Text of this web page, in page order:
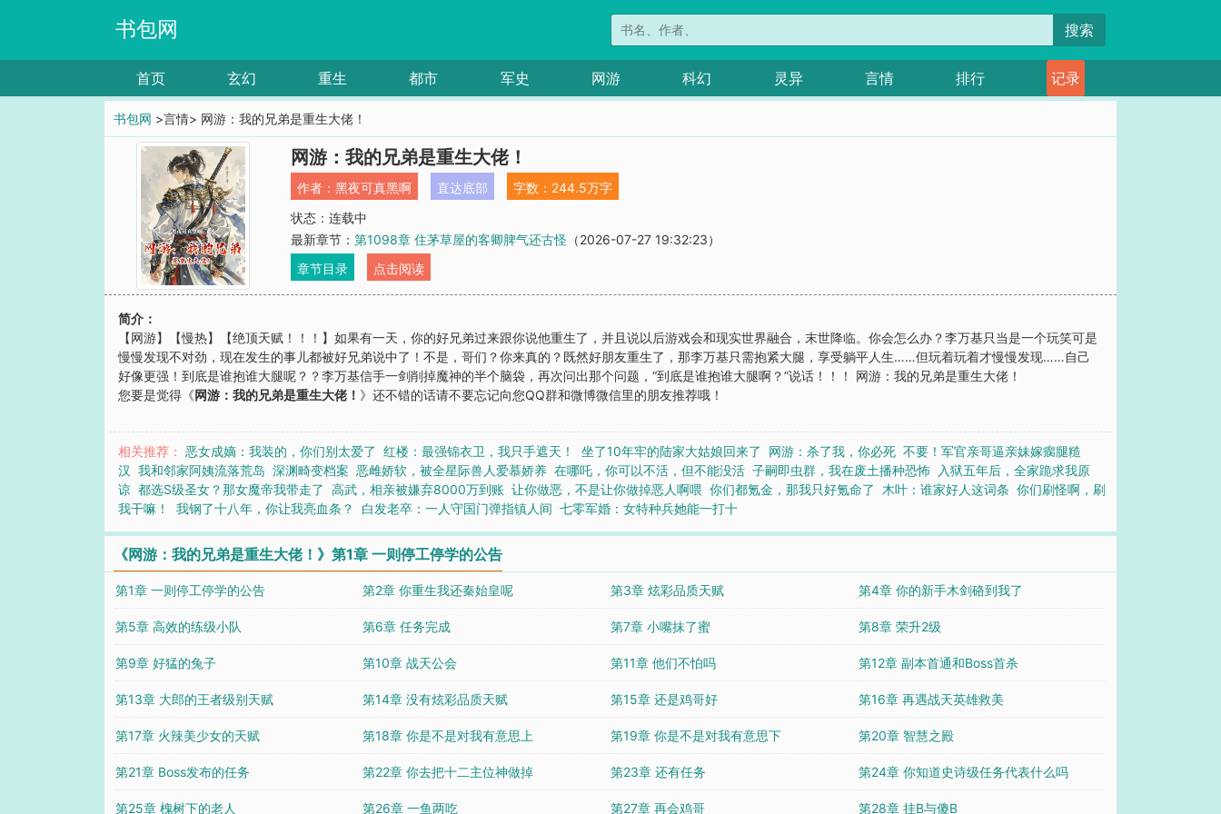
书包网 搜索
首页 玄幻 重生 都市 军史 网游 科幻 灵异 言情 排行 记录
书包网 >言情> 网游：我的兄弟是重生大佬！
网游：我的兄弟是重生大佬！
作者：黑夜可真黑啊 直达底部
字数：244.5万字
状态：连载中
最新章节：第1098章 住茅草屋的客卿脾气还古怪 （2026-07-27 19:32:23）
章节目录
点击阅读
简介：
【网游】【慢热】【绝顶天赋！！！】如果有一天，你的好兄弟过来跟你说他重生了，并且说以后游戏会和现实世界融合，末世降临。你会怎么办？李万基只当是一个玩笑可是
慢慢发现不对劲，现在发生的事儿都被好兄弟说中了！不是，哥们？你来真的？既然好朋友重生了，那李万基只需抱紧大腿，享受躺平人生……但玩着玩着才慢慢发现……自己
好像更强！到底是谁抱谁大腿呢？？李万基信手一剑削掉魔神的半个脑袋，再次问出那个问题，“到底是谁抱谁大腿啊？”说话！！！ 网游：我的兄弟是重生大佬！
您要是觉得《网游：我的兄弟是重生大佬！ 》还不错的话请不要忘记向您QQ群和微博微信里的朋友推荐哦！
相关推荐：恶女成嫡：我装的，你们别太爱了 红楼：最强锦衣卫，我只手遮天！ 坐了10年牢的陆家大姑娘回来了 网游：杀了我，你必死 不要！军官亲哥逼亲妹嫁瘸腿糙
汉
我和邻家阿姨流落荒岛 深渊畸变档案 恶雌娇软，被全星际兽人爱慕娇养 在哪吒，你可以不活，但不能没活 子嗣即虫群，我在废土播种恐怖
入狱五年后，全家跪求我原
谅 都选S级圣女？那女魔帝我带走了 高武，相亲被嫌弃8000万到账 让你做恶，不是让你做掉恶人啊喂 你们都氪金，那我只好氪命了 木叶：谁家好人这词条 你们刷怪啊，刷
我干嘛！
我钢了十八年，你让我亮血条？ 白发老卒：一人守国门弹指镇人间 七零军婚：女特种兵她能一打十
《网游：我的兄弟是重生大佬！》第1章 一则停工停学的公告
第1章 一则停工停学的公告 第2章 你重生我还秦始皇呢 第3章 炫彩品质天赋 第4章 你的新手木剑硌到我了
第5章 高效的练级小队 第6章 任务完成 第7章 小嘴抹了蜜 第8章 荣升2级
第9章 好猛的兔子 第10章 战天公会 第11章 他们不怕吗 第12章 副本首通和Boss首杀
第13章 大郎的王者级别天赋 第14章 没有炫彩品质天赋 第15章 还是鸡哥好 第16章 再遇战天英雄救美
第17章 火辣美少女的天赋 第18章 你是不是对我有意思上 第19章 你是不是对我有意思下 第20章 智慧之殿
第21章 Boss发布的任务 第22章 你去把十二主位神做掉 第23章 还有任务 第24章 你知道史诗级任务代表什么吗
第25章 槐树下的老人 第26章 一鱼两吃 第27章 再会鸡哥 第28章 挂B与傻B